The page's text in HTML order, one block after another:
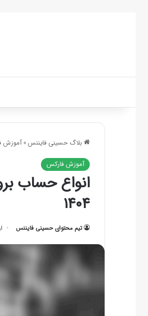
بلاگ حسینی فایننس»آموزش
آموزش فارکس
انواع حساب
۱۴۰۴
تیم محتوای حسینی‌ فایننس